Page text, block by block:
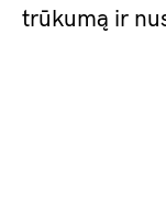
trūkumą ir